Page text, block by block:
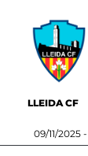
LLEIDA CF
09/11/2025 -